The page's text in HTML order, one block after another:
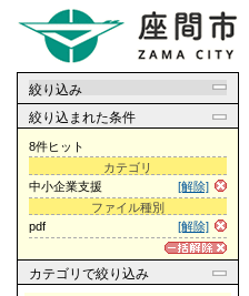
絞り込み
絞り込まれた条件
8件ヒット
カテゴリ
[解除]
中小企業支援
ファイル種別
[解除]
pdf
カテゴリ で絞り込み